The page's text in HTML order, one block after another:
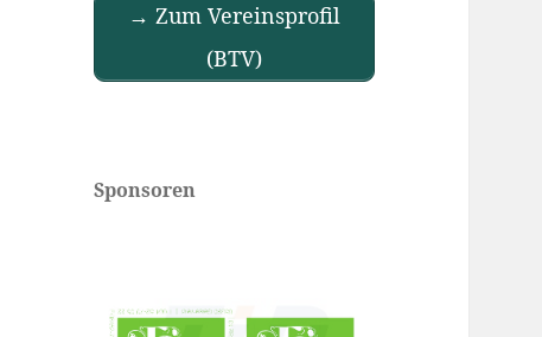
→ Zum Vereinsprofil
(BTV)
Sponsoren